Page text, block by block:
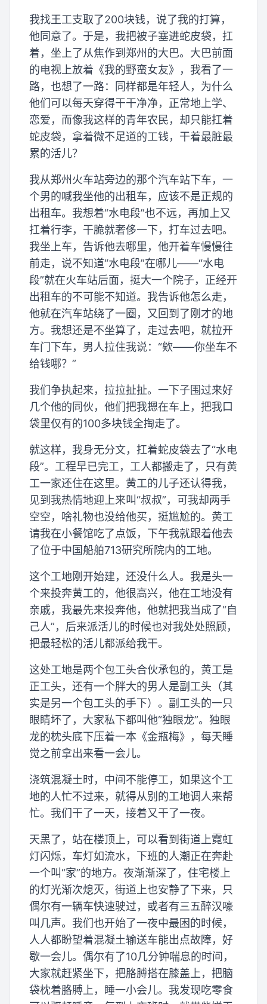
我找王工支取了200块钱，说了我的打算，
他同意了。于是，我把被子塞进蛇皮袋，扛
着，坐上了从焦作到郑州的大巴。大巴前面
的电视上放着《我的野蛮女友》，我看了一
路，也想了一路：同样都是年轻人，为什么
他们可以每天穿得干干净净，正常地上学、
恋爱，而像我这样的青年农民，却只能扛着
蛇皮袋，拿着微不足道的工钱，干着最脏最
累的活儿？
我从郑州火车站旁边的那个汽车站下车，一
个男的喊我坐他的出租车，应该不是正规的
出租车。我想着“水电段”也不远，再加上又
扛着行李，干脆就奢侈一下，打车过去吧。
我坐上车，告诉他去哪里，他开着车慢慢往
前走，说不知道“水电段”在哪儿——“水电
段”就在火车站后面，挺大一个院子，正经开
出租车的不可能不知道。我告诉他怎么走，
他就在汽车站绕了一圈，又回到了刚才的地
方。我想还是不坐算了，走过去吧，就拉开
车门下车，男人拉住我说：“欸——你坐车不
给钱哪？”
我们争执起来，拉拉扯扯。一下子围过来好
几个他的同伙，他们把我摁在车上，把我口
袋里仅有的100多块钱全掏走了。
就这样，我身无分文，扛着蛇皮袋去了“水电
段”。工程早已完工，工人都搬走了，只有黄
工一家还住在这里。黄工的儿子还认得我，
见到我热情地迎上来叫“叔叔”，可我却两手
空空，啥礼物也没给他买，挺尴尬的。黄工
请我在小餐馆吃了点饭，下午我就跟着他去
了位于中国船舶713研究所院内的工地。
这个工地刚开始建，还没什么人。我是头一
个来投奔黄工的，他很高兴，他在工地没有
亲戚，我最先来投奔他，他就把我当成了“自
己人”，后来派活儿的时候也对我处处照顾，
把最轻松的活儿都派给我干。
这处工地是两个包工头合伙承包的，黄工是
正工头，还有一个胖大的男人是副工头（其
实是另一个包工头的手下）。副工头的一只
眼睛坏了，大家私下都叫他“独眼龙”。独眼
龙的枕头底下压着一本《金瓶梅》，每天睡
觉之前拿出来看一会儿。
浇筑混凝土时，中间不能停工，如果这个工
地的人忙不过来，就得从别的工地调人来帮
忙。我们干了一天，接着又干了一夜。
天黑了，站在楼顶上，可以看到街道上霓虹
灯闪烁，车灯如流水，下班的人潮正在奔赴
一个叫“家”的地方。夜渐渐深了，住宅楼上
的灯光渐次熄灭，街道上也安静了下来，只
偶尔有一辆车快速驶过，或者有三五醉汉嚎
叫几声。我们也开始了一夜中最困的时候，
人人都盼望着混凝土输送车能出点故障，好
歇一会儿。偶尔有了10几分钟喘息的时间，
大家就赶紧坐下，把胳膊搭在膝盖上，把脑
袋枕着胳膊上，睡一小会儿。我发现吃零食